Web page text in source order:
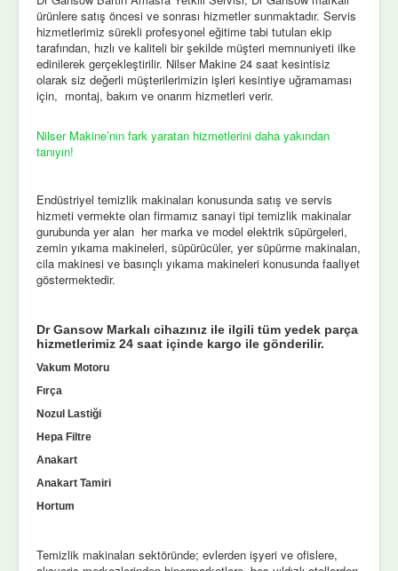
ürünlere satış öncesi ve sonrası hizmetler sunmaktadır. Servis
hizmetlerimiz sürekli profesyonel eğitime tabi tutulan ekip
tarafından, hızlı ve kaliteli bir şekilde müşteri memnuniyeti ilke
edinilerek gerçekleştirilir. Nilser Makine 24 saat kesintisiz
olarak siz değerli müşterilerimizin işleri kesintiye uğramaması
için, montaj, bakım ve onarım hizmetleri verir.
Nilser Makine’nın fark yaratan hizmetlerini daha yakından
tanıyın!
Endüstriyel temizlik makinaları konusunda satış ve servis
hizmeti vermekte olan firmamız sanayi tipi temizlik makinalar
gurubunda yer alan her marka ve model elektrik süpürgeleri,
zemin yıkama makineleri, süpürücüler, yer süpürme makinaları,
cila makinesi ve basınçlı yıkama makineleri konusunda faaliyet
göstermektedir.
Dr Gansow Markalı cihazınız ile ilgili tüm yedek parça
hizmetlerimiz 24 saat içinde kargo ile gönderilir.
Vakum Motoru
Fırça
Nozul Lastiği
Hepa Filtre
Anakart
Anakart Tamiri
Hortum
Temizlik makinaları sektöründe; evlerden işyeri ve ofislere,